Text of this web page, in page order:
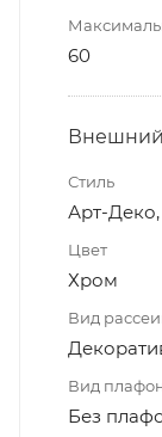
60
Стиль
Арт-
Цвет
Хром
Вид
Вид
Без